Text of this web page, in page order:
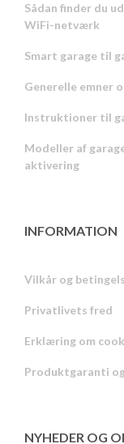
Sådan finder du
WiFi-netværk
Smart garage til
Generelle emner
Instruktioner til
Modeller af
aktivering
INFORMATION
Vilkår og
Privatlivets fred
Erklæring om
Produktgaranti
NYHEDER OG